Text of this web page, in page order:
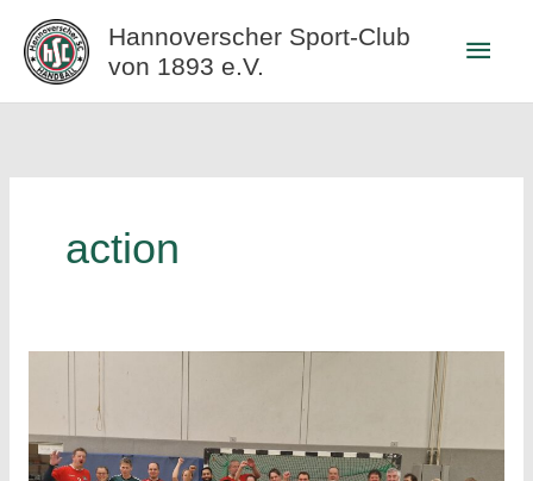
Inhalt
springen
Hannoverscher Sport-Club
von 1893 e.V.
action